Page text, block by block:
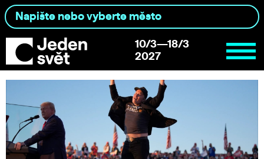
10/3—18/3
2027